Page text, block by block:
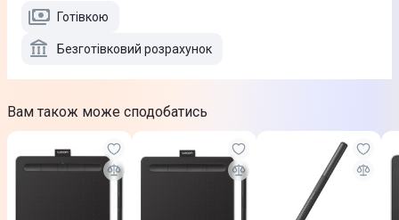
Готівкою
Безготівковий розрахунок
Вам також може сподобатись